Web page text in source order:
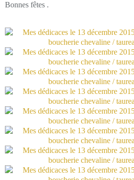
Bonnes fêtes .